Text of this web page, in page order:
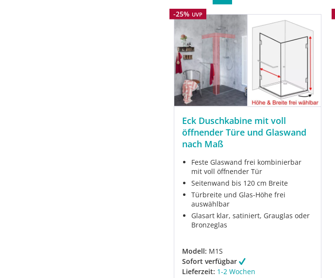
Rabatt
-25% UVP
Eck Duschkabine mit voll
öffnender Türe und Glaswand
nach Maß
Feste Glaswand frei kombinierbar
mit voll öffnender Tür
Seitenwand bis 120 cm Breite
Türbreite und Glas-Höhe frei
auswählbar
Glasart klar, satiniert, Grauglas oder
Bronzeglas
Modell: M1S
Sofort verfügbar
Lieferzeit: 1-2 Wochen